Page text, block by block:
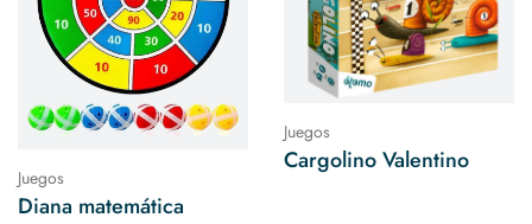
Juegos
Diana matemática
Juegos
Cargolino Valentino